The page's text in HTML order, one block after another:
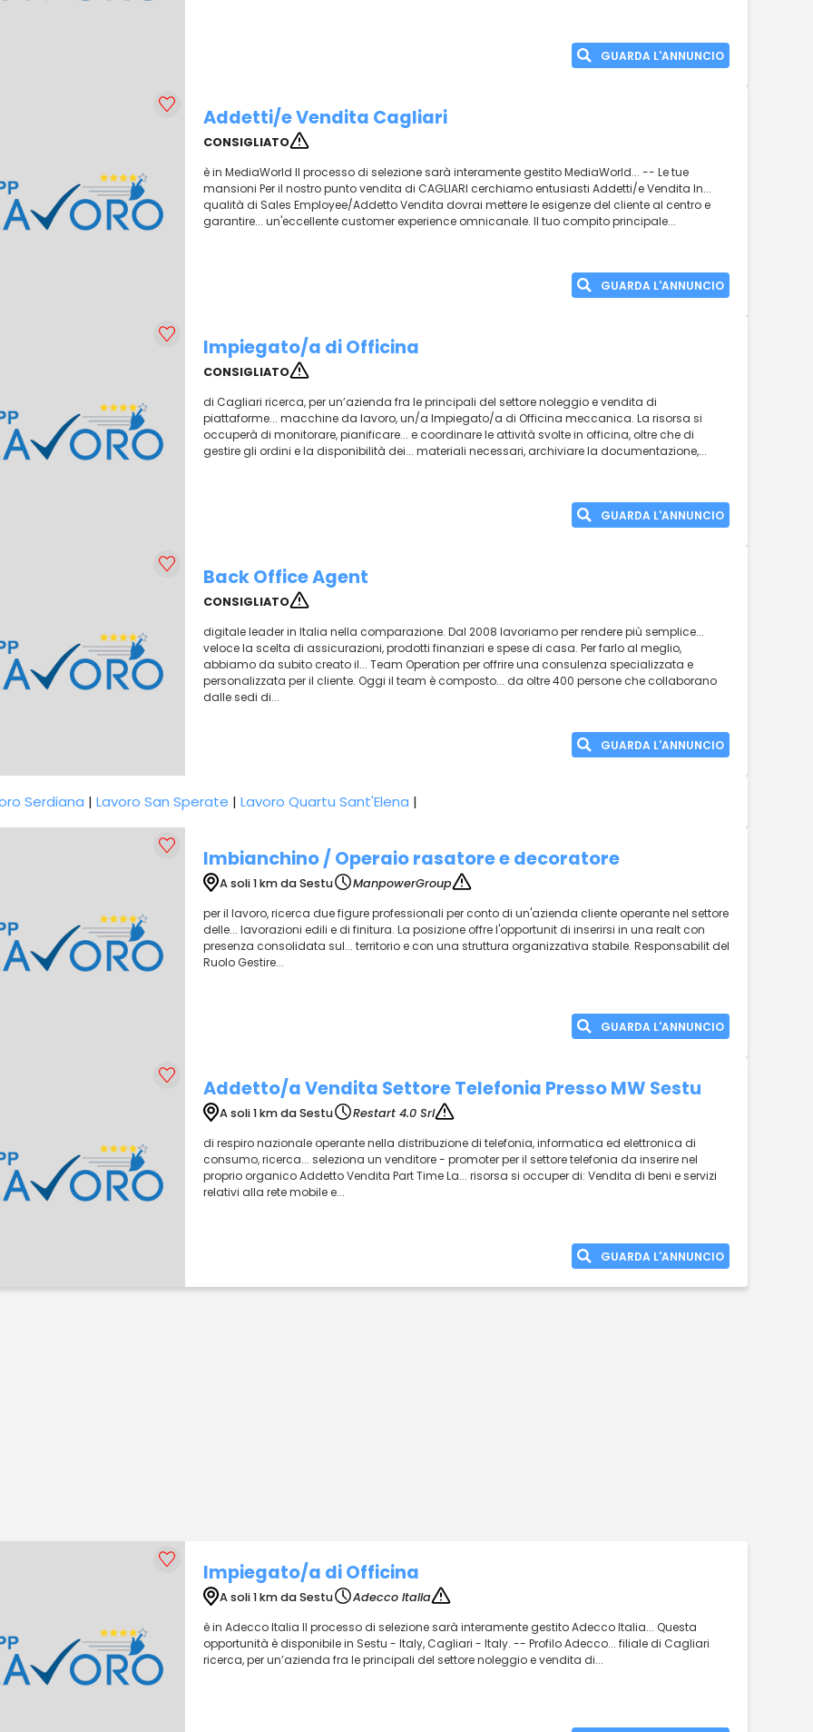
GUARDA L'ANNUNCIO
Addetti/e Vendita Cagliari
CONSIGLIATO
è in MediaWorld Il processo di selezione sarà interamente gestito MediaWorld... -- Le tue
mansioni Per il nostro punto vendita di CAGLIARI cerchiamo entusiasti Addetti/e Vendita In...
qualità di Sales Employee/Addetto Vendita dovrai mettere le esigenze del cliente al centro e
garantire... un'eccellente customer experience omnicanale. Il tuo compito principale...
GUARDA L'ANNUNCIO
Impiegato/a di Officina
CONSIGLIATO
di Cagliari ricerca, per un’azienda fra le principali del settore noleggio e vendita di
piattaforme... macchine da lavoro, un/a Impiegato/a di Officina meccanica. La risorsa si
occuperà di monitorare, pianificare... e coordinare le attività svolte in officina, oltre che di
gestire gli ordini e la disponibilità dei... materiali necessari, archiviare la documentazione,...
GUARDA L'ANNUNCIO
Back Office Agent
CONSIGLIATO
digitale leader in Italia nella comparazione. Dal 2008 lavoriamo per rendere più semplice...
veloce la scelta di assicurazioni, prodotti finanziari e spese di casa. Per farlo al meglio,
abbiamo da subito creato il... Team Operation per offrire una consulenza specializzata e
personalizzata per il cliente. Oggi il team è composto... da oltre 400 persone che collaborano
dalle sedi di...
GUARDA L'ANNUNCIO
Serdiana | Lavoro San Sperate | Lavoro Quartu Sant'Elena |
Imbianchino / Operaio rasatore e decoratore
A soli 1 km da Sestu
ManpowerGroup
per il lavoro, ricerca due figure professionali per conto di un'azienda cliente operante nel settore
delle... lavorazioni edili e di finitura. La posizione offre l'opportunit di inserirsi in una realt con
presenza consolidata sul... territorio e con una struttura organizzativa stabile. Responsabilit del
Ruolo Gestire...
GUARDA L'ANNUNCIO
Addetto/a Vendita Settore Telefonia Presso MW Sestu
A soli 1 km da Sestu
Restart 4.0 Srl
di respiro nazionale operante nella distribuzione di telefonia, informatica ed elettronica di
consumo, ricerca... seleziona un venditore - promoter per il settore telefonia da inserire nel
proprio organico Addetto Vendita Part Time La... risorsa si occuper di: Vendita di beni e servizi
relativi alla rete mobile e...
GUARDA L'ANNUNCIO
Impiegato/a di Officina
A soli 1 km da Sestu
Adecco Italia
è in Adecco Italia Il processo di selezione sarà interamente gestito Adecco Italia... Questa
opportunità è disponibile in Sestu - Italy, Cagliari - Italy. -- Profilo Adecco... filiale di Cagliari
ricerca, per un’azienda fra le principali del settore noleggio e vendita di...